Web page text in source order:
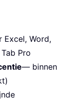
Word,
Pro
— binnen